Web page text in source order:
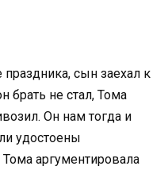
сын заехал к
брать не стал, Тома
Он нам тогда и
удостоены
аргументировала